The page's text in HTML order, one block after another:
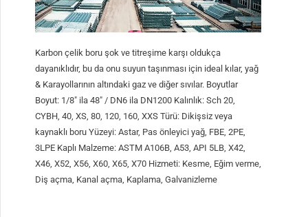
Karbon çelik boru şok ve titreşime karşı oldukça
dayanıklıdır, bu da onu suyun taşınması için ideal kılar, yağ
& Karayollarının altındaki gaz ve diğer sıvılar. Boyutlar
Boyut: 1/8″ ila 48″ / DN6 ila DN1200 Kalınlık: Sch 20,
CYBH, 40, XS, 80, 120, 160, XXS Türü: Dikişsiz veya
kaynaklı boru Yüzeyi: Astar, Pas önleyici yağ, FBE, 2PE,
3LPE Kaplı Malzeme: ASTM A106B, A53, API 5LB, X42,
X46, X52, X56, X60, X65, X70 Hizmeti: Kesme, Eğim verme,
Diş açma, Kanal açma, Kaplama, Galvanizleme